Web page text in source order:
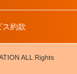
ス約款
ALL Rights